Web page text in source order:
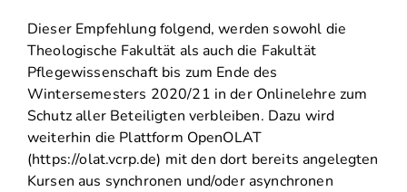
Dieser Empfehlung folgend, werden sowohl die
Theologische Fakultät als auch die Fakultät
Pflegewissenschaft bis zum Ende des
Wintersemesters 2020/21 in der Onlinelehre zum
Schutz aller Beteiligten verbleiben. Dazu wird
weiterhin die Plattform OpenOLAT
(https://olat.vcrp.de) mit den dort bereits angelegten
Kursen aus synchronen und/oder asynchronen